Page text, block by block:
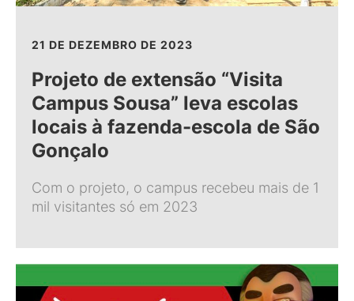
21 DE DEZEMBRO DE 2023
Projeto de extensão “Visita
Campus Sousa” leva escolas
locais à fazenda-escola de São
Gonçalo
Com o projeto, o campus recebeu mais de 1
mil visitantes só em 2023